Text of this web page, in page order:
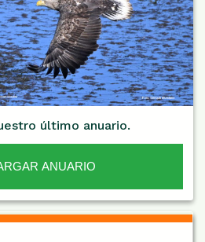
último anuario.
ANUARIO